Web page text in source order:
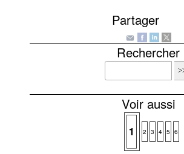
Partager
Rechercher
Voir aussi
1 2 3 4 5 6